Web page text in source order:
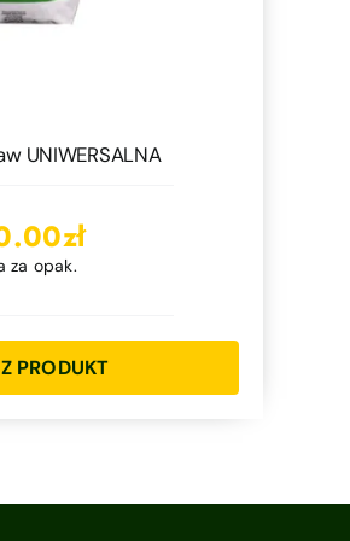
UNIWERSALNA
zł
za opak.
PRODUKT